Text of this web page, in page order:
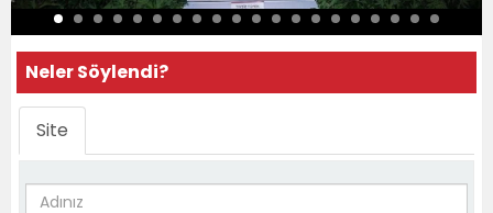
Neler Söylendi?
Site